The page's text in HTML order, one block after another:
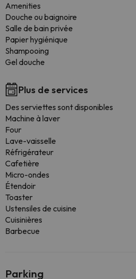
Amenities
Douche ou baignoire
Salle de bain privée
Papier hygiénique
Shampooing
Gel douche
Plus de services
Des serviettes sont disponibles
Machine à laver
Four
Lave-vaisselle
Réfrigérateur
Cafetière
Micro-ondes
Étendoir
Toaster
Ustensiles de cuisine
Cuisinières
Barbecue
Parking